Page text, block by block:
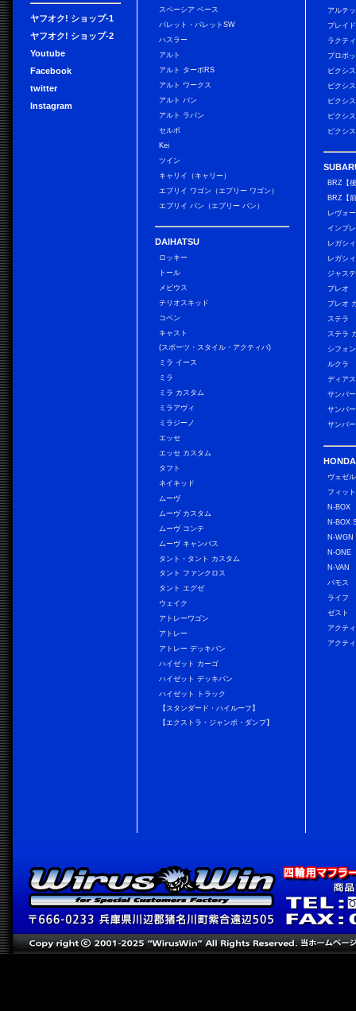
ヤフオク! ショップ-1
ヤフオク! ショップ-2
Youtube
Facebook
twitter
Instagram
スペーシア ベース
パレット・パレットSW
ハスラー
アルト
アルト ターボRS
アルト ワークス
アルト バン
アルト ラパン
セルボ
Kei
ツイン
キャリイ（キャリー）
エブリイ ワゴン（エブリー ワゴン）
エブリイ バン（エブリー バン）
DAIHATSU
ロッキー
トール
メビウス
テリオスキッド
コペン
キャスト
(スポーツ・スタイル・アクティバ)
ミラ イース
ミラ
ミラ カスタム
ミラアヴィ
ミラジーノ
エッセ
エッセ カスタム
タフト
ネイキッド
ムーヴ
ムーヴ カスタム
ムーヴ コンテ
ムーヴ キャンバス
タント・タント カスタム
タント ファンクロス
タント エグゼ
ウェイク
アトレーワゴン
アトレー
アトレー デッキバン
ハイゼット カーゴ
ハイゼット デッキバン
ハイゼット トラック
【スタンダード・ハイルーフ】
【エクストラ・ジャンボ・ダンプ】
アルテ
ブレイド
ラクテ
プロボ
ピクシ
ピクシ
ピクシ
ピクシ
ピクシ
BRZ【
BRZ【
レヴォ
インプ
レガシ
レガシ
ジャス
プレオ
プレオ
ステラ
ステラ
シフォ
ルクラ
ディア
サンバ
サンバ
サンバ
HONDA
ヴェゼル
フィット
N-BOX
N-BOX
N-WGN
N-ONE
N-VAN
バモス
ライフ
ゼスト
アクテ
アクテ